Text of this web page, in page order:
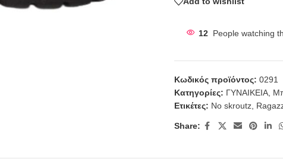
12 People watching
Κωδικός προϊόντος: 0291
Κατηγορίες: ΓΥΝΑΙΚΕΙΑ,
Ετικέτες: No skroutz,
Share: